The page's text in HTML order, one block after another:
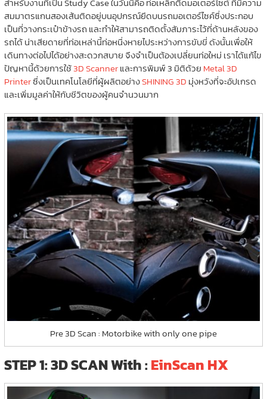
สมมาตรแกนสองเส้นติดอยู่บนอุปกรณ์ยึดบนรถมอเตอร์ไซค์ซึ่งประกอบ
เป็นที่วางกระเป๋าข้างรถ และทำให้สามารถติดตั้งสัมภาระไว้ที่ด้านหลังของ
รถได้ น่าเสียดายที่ท่อเหล่านี้ท่อหนึ่งหายไประหว่างการขับขี่ ดังนั้นเพื่อให้
เดินทางต่อไปได้อย่างสะดวกสบาย จึงจำเป็นต้องเปลี่ยนท่อใหม่ เราได้แก้ไข
ปัญหานี้ด้วยการใช้3D Scannerและการพิมพ์ 3 มิติด้วย Metal 3D
Printerซึ่งเป็นเทคโนโลยีที่ผู้ผลิตอย่างSHINING 3D มุ่งหวังที่จะอัปเกรด
และเพิ่มมูลค่าให้กับชีวิตของผู้คนจำนวนมาก
Pre 3D Scan : Motorbike with only one pipe
STEP 1: 3D SCAN With :EinScan HX